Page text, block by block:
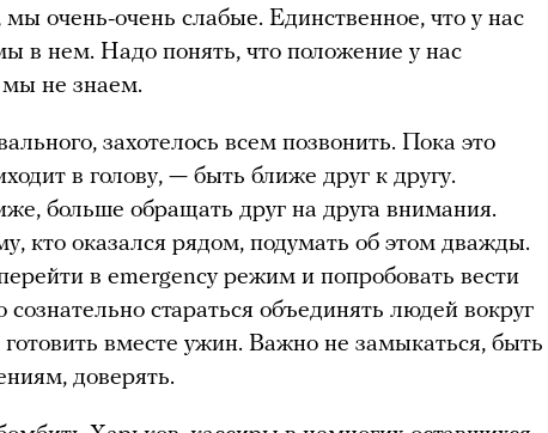
мы очень-очень слабые. Единственное, что у нас
в нем. Надо понять, что положение у нас
мы не знаем.
захотелось всем позвонить. Пока это
в голову, — быть ближе друг к другу.
больше обращать друг на друга внимания.
кто оказался рядом, подумать об этом дважды.
в emergency режим и попробовать вести
стараться объединять людей вокруг
готовить вместе ужин. Важно не замыкаться, быть
доверять.